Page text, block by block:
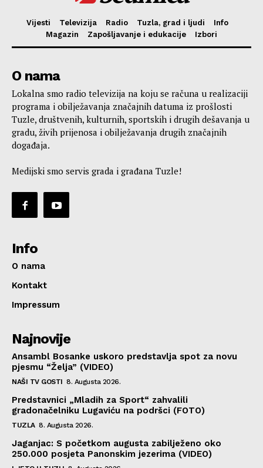
Vijesti Televizija Radio Tuzla, grad i ljudi
Info
Magazin
Zapošljavanje i edukacije Izbori
O nama
Lokalna smo radio televizija na koju se računa u realizaciji
programa i obilježavanja značajnih datuma iz prošlosti
Tuzle, društvenih, kulturnih, sportskih i drugih dešavanja u
gradu, živih prijenosa i obilježavanja drugih značajnih
događaja.
Medijski smo servis grada i građana Tuzle!
Info
O nama
Kontakt
Impressum
Najnovije
Ansambl Bosanke uskoro predstavlja spot za novu
pjesmu “Želja” (VIDEO)
NAŠI TV GOSTI 8. Augusta 2026.
Predstavnici „Mladih za Sport“ zahvalili
gradonačelniku Lugaviću na podršci (FOTO)
TUZLA 8. Augusta 2026.
Jaganjac: S početkom augusta zabilježeno oko
250.000 posjeta Panonskim jezerima (VIDEO)